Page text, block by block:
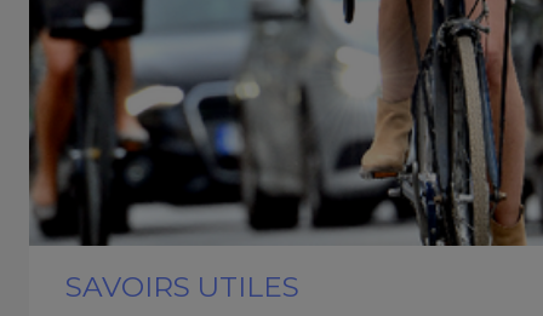
SAVOIRS UTILES